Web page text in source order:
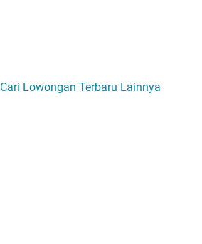
Cari Lowongan Terbaru Lainnya